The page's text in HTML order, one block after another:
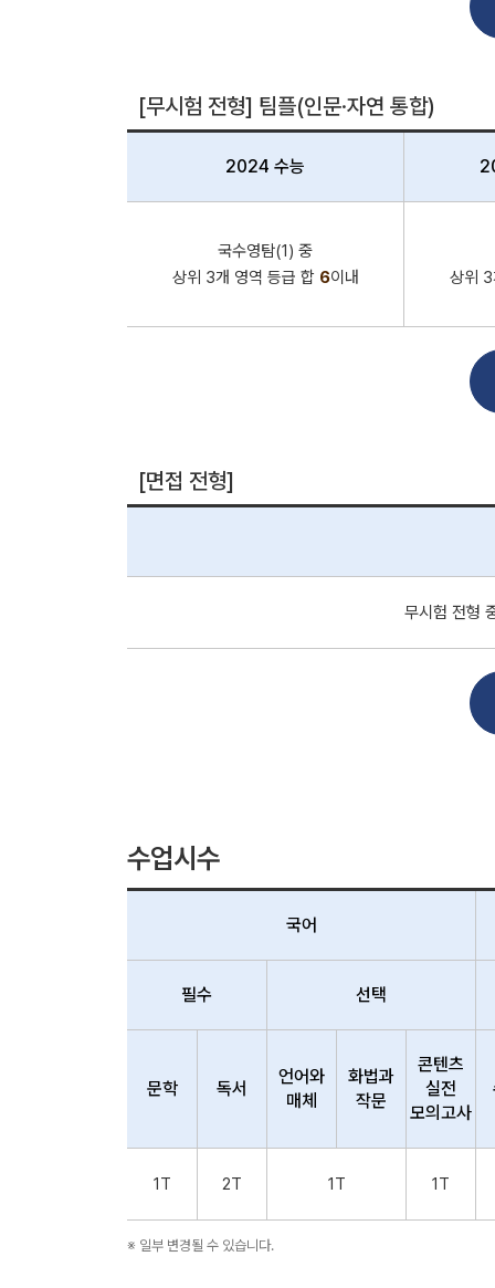
[무시험 전형] 팀플(인문·자연 통합)
2024 수능
국수영탐(1) 중
상위 3개 영역 등급 합 6이내
상위
[면접 전형]
무시험 전형
수업시수
국어
필수 선택
문학 독서
언어와
매체
화법과
작문
콘텐츠
실전
모의고사
1T 2T 1T 1T
※ 일부 변경될 수 있습니다.